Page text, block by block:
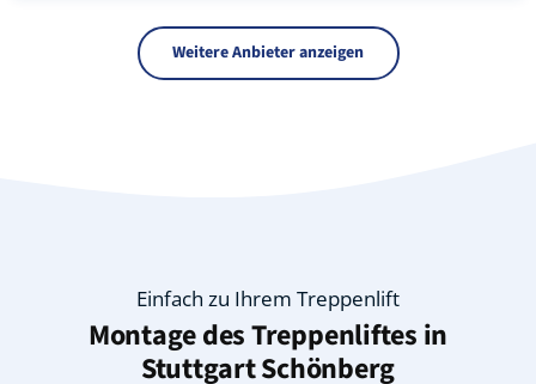
Weitere Anbieter anzeigen
Einfach zu Ihrem Treppenlift
Montage des Treppenliftes in
Stuttgart Schönberg